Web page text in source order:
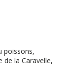
poissons,
de la Caravelle,